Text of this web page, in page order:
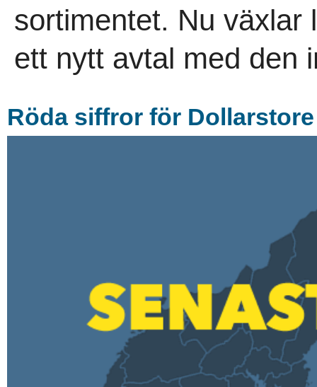
sortimentet. Nu växlar
ett nytt avtal med den
Röda siffror för Dollarstore